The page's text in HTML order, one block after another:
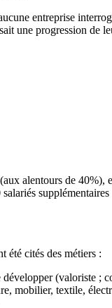
entreprise
une progression de
alentours de
été cités des métiers :
(valoriste ;
mobilier, textile,